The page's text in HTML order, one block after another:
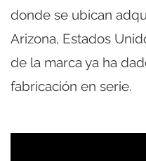
donde se ubican
Arizona, Estados
de la marca ya ha
fabricación en serie.